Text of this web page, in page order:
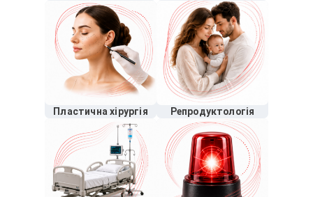
Пластична хірургія Репродуктологія